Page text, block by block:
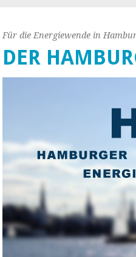
DER
Für die Energiewende in